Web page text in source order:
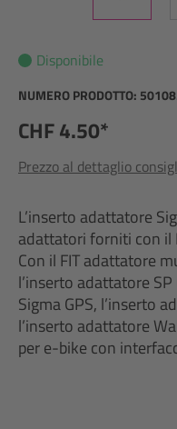
Disponibile
NUMERO PRODOTTO:
CHF 4.50*
Prezzo al dettaglio
L’inserto adattatore
adattatori forniti con il
Con il FIT adattatore
l’inserto adattatore
Sigma GPS, l’inserto
l’inserto adattatore
per e-bike con